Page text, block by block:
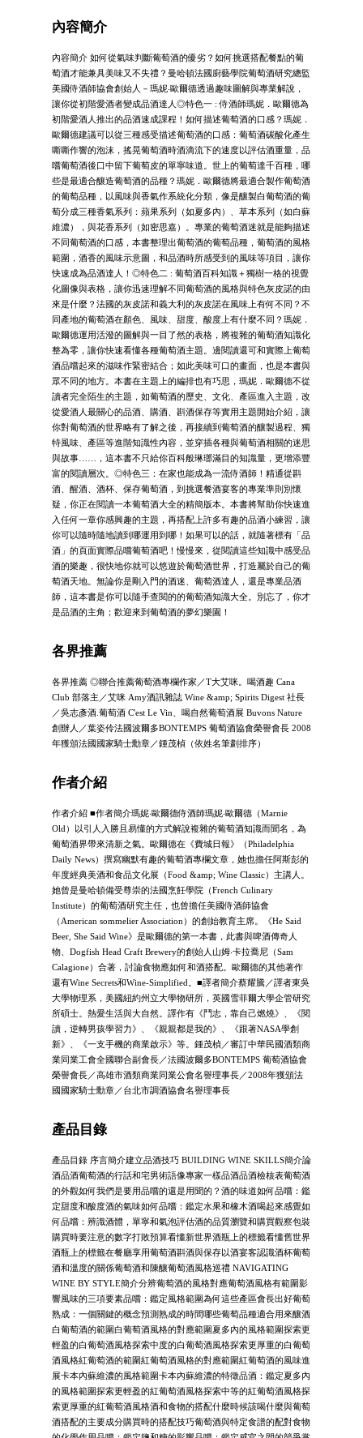
內容簡介
內容簡介 如何從氣味判斷葡萄酒的優劣？如何挑選搭配餐點的葡
萄酒才能兼具美味又不失禮？曼哈頓法國廚藝學院葡萄酒研究總監
美國侍酒師協會創始人－瑪妮‧歐爾德透過趣味圖解與專業解說，
讓你從初階愛酒者變成品酒達人◎特色一 : 侍酒師瑪妮．歐爾德為
初階愛酒人推出的品酒速成課程！如何描述葡萄酒的口感？瑪妮．
歐爾德建議可以從三種感受描述葡萄酒的口感：葡萄酒碳酸化產生
嘶嘶作響的泡沫，搖晃葡萄酒時酒滴流下的速度以評估酒重量，品
嚐葡萄酒後口中留下葡萄皮的單寧味道。世上的葡萄達千百種，哪
些是最適合釀造葡萄酒的品種？瑪妮．歐爾德將最適合製作葡萄酒
的葡萄品種，以風味與香氣作系統化分類，像是釀製白葡萄酒的葡
萄分成三種香氣系列：蘋果系列（如夏多內）、草本系列（如白蘇
維濃），與花香系列（如密思嘉）。專業的葡萄酒迷就是能夠描述
不同葡萄酒的口感，本書整理出葡萄酒的葡萄品種，葡萄酒的風格
範圍，酒香的風味示意圖，和品酒時所感受到的風味等項目，讓你
快速成為品酒達人！◎特色二 : 葡萄酒百科知識＋獨樹一格的視覺
化圖像與表格，讓你迅速理解不同葡萄酒的風格與特色灰皮諾的由
來是什麼？法國的灰皮諾和義大利的灰皮諾在風味上有何不同？不
同產地的葡萄酒在顏色、風味、甜度、酸度上有什麼不同？瑪妮．
歐爾德運用活潑的圖解與一目了然的表格，將複雜的葡萄酒知識化
整為零，讓你快速看懂各種葡萄酒主題。邊閱讀還可和實際上葡萄
酒品嚐起來的滋味作緊密結合；如此美味可口的畫面，也是本書與
眾不同的地方。本書在主題上的編排也有巧思，瑪妮．歐爾德不從
讀者完全陌生的主題，如葡萄酒的歷史、文化、產區進入主題，改
從愛酒人最關心的品酒、購酒、斟酒保存等實用主題開始介紹，讓
你對葡萄酒的世界略有了解之後，再接續到葡萄酒的釀製過程、獨
特風味、產區等進階知識性內容，並穿插各種與葡萄酒相關的迷思
與故事……，這本書不只給你百科般琳瑯滿目的知識量，更增添豐
富的閱讀層次。◎特色三：在家也能成為一流侍酒師！精通從斟
酒、醒酒、酒杯、保存葡萄酒，到挑選餐酒宴客的專業準則別懷
疑，你正在閱讀一本葡萄酒大全的精簡版本。本書將幫助你快速進
入任何一章你感興趣的主題，再搭配上許多有趣的品酒小練習，讓
你可以隨時隨地讀到哪運用到哪！如果可以的話，就隨著標有「品
酒」的頁面實際品嚐葡萄酒吧！慢慢來，從閱讀這些知識中感受品
酒的樂趣，很快地你就可以悠遊於葡萄酒世界，打造屬於自己的葡
萄酒天地。無論你是剛入門的酒迷、葡萄酒達人，還是專業品酒
師，這本書是你可以隨手查閱的的葡萄酒知識大全。別忘了，你才
是品酒的主角；歡迎來到葡萄酒的夢幻樂園！
各界推薦
各界推薦 ◎聯合推薦葡萄酒專欄作家／T大艾咪。喝酒趣 Cana
Club 部落主／艾咪 Amy酒訊雜誌 Wine &amp; Spirits Digest 社長
／吳志彥酒.葡萄酒 C'est Le Vin、喝自然葡萄酒展 Buvons Nature
創辦人／葉姿伶法國波爾多BONTEMPS 葡萄酒協會榮譽會長 2008
年獲頒法國國家騎士勳章／鍾茂楨（依姓名筆劃排序）
作者介紹
作者介紹 ■作者簡介瑪妮‧歐爾德侍酒師瑪妮‧歐爾德（Marnie
Old）以引人入勝且易懂的方式解說複雜的葡萄酒知識而聞名，為
葡萄酒界帶來清新之氣。歐爾德在《費城日報》（Philadelphia
Daily News）撰寫幽默有趣的葡萄酒專欄文章，她也擔任阿斯彭的
年度經典美酒和食品文化展（Food &amp; Wine Classic）主講人。
她曾是曼哈頓備受尊崇的法國烹飪學院（French Culinary
Institute）的葡萄酒研究主任，也曾擔任美國侍酒師協會
（American sommelier Association）的創始教育主席。《He Said
Beer, She Said Wine》是歐爾德的第一本書，此書與啤酒傳奇人
物、Dogfish Head Craft Brewery的創始人山姆‧卡拉喬尼（Sam
Calagione）合著，討論食物應如何和酒搭配。歐爾德的其他著作
還有Wine Secrets和Wine-Simplified。■譯者簡介蔡耀騰／譯者東吳
大學物理系，美國紐約州立大學物研所，英國雪菲爾大學企管研究
所碩士。熱愛生活與大自然。譯作有《鬥志，靠自己燃燒》、《閱
讀，逆轉男孩學習力》、《親親都是我的》、《跟著NASA學創
新》、《一支手機的商業啟示》等。鍾茂楨／審訂中華民國酒類商
業同業工會全國聯合副會長／法國波爾多BONTEMPS 葡萄酒協會
榮譽會長／高雄市酒類商業同業公會名譽理事長／2008年獲頒法
國國家騎士勳章／台北市調酒協會名譽理事長
產品目錄
產品目錄 序言簡介建立品酒技巧 BUILDING WINE SKILLS簡介論
酒品酒葡萄酒的行話和宅男術語像專家一樣品酒品酒檢核表葡萄酒
的外觀如何我們是要用品嚐的還是用聞的？酒的味道如何品嚐：鑑
定甜度和酸度酒的氣味如何品嚐：鑑定水果和橡木酒喝起來感覺如
何品嚐：辨識酒體，單寧和氣泡評估酒的品質瀏覽和購買觀察包裝
購買時要注意的數字打敗預算看懂新世界酒瓶上的標籤看懂舊世界
酒瓶上的標籤在餐廳享用葡萄酒斟酒與保存以酒宴客認識酒杯葡萄
酒和溫度的關係葡萄酒和陳釀葡萄酒風格巡禮 NAVIGATING
WINE BY STYLE簡介分辨葡萄酒的風格對應葡萄酒風格有範圍影
響風味的三項要素品嚐：鑑定風格範圍為何這些產區會長出好葡萄
熟成：一個關鍵的概念預測熟成的時間哪些葡萄品種適合用來釀酒
白葡萄酒的範圍白葡萄酒風格的對應範圍夏多內的風格範圍探索更
輕盈的白葡萄酒風格探索中度的白葡萄酒風格探索更厚重的白葡萄
酒風格紅葡萄酒的範圍紅葡萄酒風格的對應範圍紅葡萄酒的風味進
展卡本內蘇維濃的風格範圍卡本內蘇維濃的特徵品酒：鑑定夏多內
的風格範圍探索更輕盈的紅葡萄酒風格探索中等的紅葡萄酒風格探
索更厚重的紅葡萄酒風格酒和食物的搭配什麼時候該喝什麼與葡萄
酒搭配的主要成分購買時的搭配技巧葡萄酒與特定食譜的配對食物